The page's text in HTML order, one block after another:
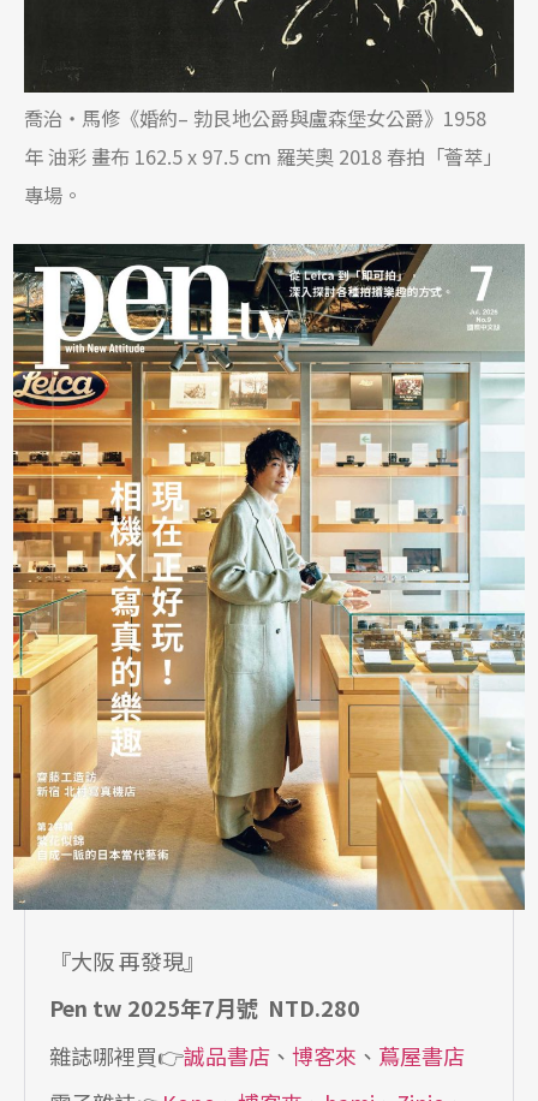
喬治・馬修《婚約– 勃艮地公爵與盧森堡女公爵》1958
年 油彩 畫布 162.5 x 97.5 cm 羅芙奧 2018 春拍「薈萃」
專場。
『大阪 再發現』
Pen tw 2025年7月號 NTD.280
雜誌哪裡買👉誠品書店 、 博客來 、 蔦屋書店